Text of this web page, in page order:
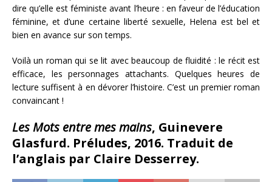
dire qu’elle est féministe avant l’heure : en faveur de l’éducation
féminine, et d’une certaine liberté sexuelle, Helena est bel et
bien en avance sur son temps.
Voilà un roman qui se lit avec beaucoup de fluidité : le récit est
efficace, les personnages attachants. Quelques heures de
lecture suffisent à en dévorer l’histoire. C’est un premier roman
convaincant !
Les Mots entre mes mains, Guinevere
Glasfurd. Préludes, 2016. Traduit de
l’anglais par Claire Desserrey.